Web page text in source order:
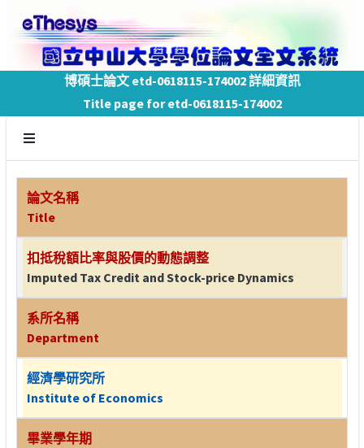
博碩士論文 etd-0618115-174002 詳細資訊
Title page for etd-0618115-174002
論文名稱
Title
扣抵稅額比率與股價的動態調整
Imputed Tax Credit and Stock-price Dynamics
系所名稱
Department
經濟學研究所
Institute of Economics
畢業學年期